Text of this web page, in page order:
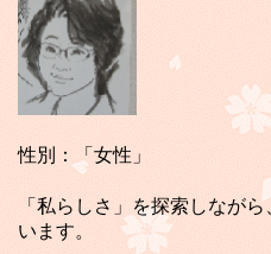
性別：「女性」
「私らしさ」を探索しなが
います。